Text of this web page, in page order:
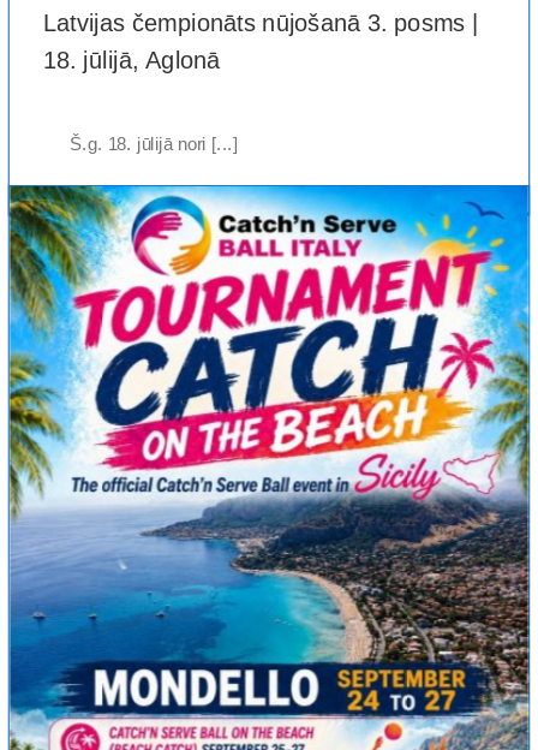
Latvijas čempionāts nūjošanā 3. posms |
18. jūlijā, Aglonā
Š.g. 18. jūlijā nori [...]